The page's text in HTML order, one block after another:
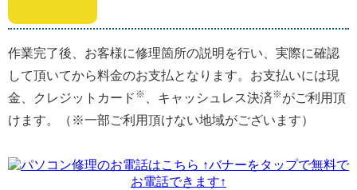
作業完了後、お客様に修理箇所の説明を行い、実際に確認
して頂いてから料金のお支払となります。お支払いには現
金、クレジットカード ※ 、キャッシュレス決済※がご利用頂
けます。（※一部ご利用頂けない地域がございます）
↑バナーをタップで無料で
お電話できます↑